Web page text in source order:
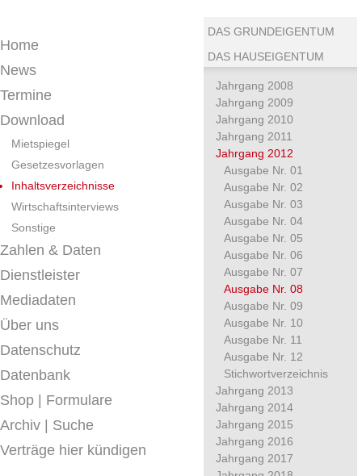
Home
News
Termine
Download
Mietspiegel
Gesetzesvorlagen
Inhaltsverzeichnisse
Wirtschaftsinterviews
Sonstige
Zahlen & Daten
Dienstleister
Mediadaten
Über uns
Datenschutz
Datenbank
Shop | Formulare
Archiv | Suche
Verträge hier kündigen
DAS GRUNDEIGENTUM
DAS HAUSEIGENTUM
Jahrgang 2008
Jahrgang 2009
Jahrgang 2010
Jahrgang 2011
Jahrgang 2012
Ausgabe Nr. 01
Ausgabe Nr. 02
Ausgabe Nr. 03
Ausgabe Nr. 04
Ausgabe Nr. 05
Ausgabe Nr. 06
Ausgabe Nr. 07
Ausgabe Nr. 08
Ausgabe Nr. 09
Ausgabe Nr. 10
Ausgabe Nr. 11
Ausgabe Nr. 12
Stichwortverzeichnis
Jahrgang 2013
Jahrgang 2014
Jahrgang 2015
Jahrgang 2016
Jahrgang 2017